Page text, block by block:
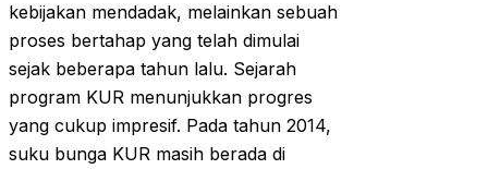
kebijakan mendadak, melainkan sebuah
proses bertahap yang telah dimulai
sejak beberapa tahun lalu. Sejarah
program KUR menunjukkan progres
yang cukup impresif. Pada tahun 2014,
suku bunga KUR masih berada di